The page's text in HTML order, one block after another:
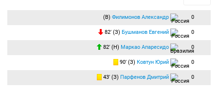
(В) Филимонов Александр 0
82′ (З) Бушманов Евгений 0
82′ (Н) Маркао Апаресидо 0
90′ (З) Ковтун Юрий 0
43′ (З) Парфенов Дмитрий 0